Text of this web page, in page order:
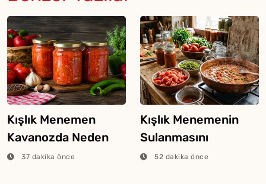
Kışlık Menemen
Kavanozda Neden
Bozulur?
37 dakika önce
Kışlık Menemenin
Sulanmasını
Engelleyecek 5 Şey
52 dakika önce